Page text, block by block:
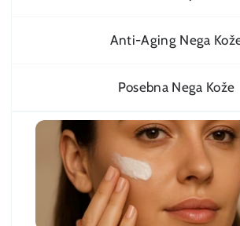
Anti-Aging Nega
Posebna Nega Kože